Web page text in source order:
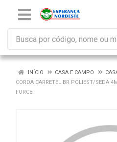
INÍCIO CASA E CAMPO
CORDA CARRETEL BR POLIEST/SEDA
FORCE